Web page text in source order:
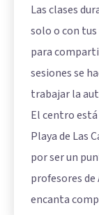
Las clases
solo o con
para
sesiones se
trabajar la
El centro está
Playa de Las
por ser un
profesores de
encanta